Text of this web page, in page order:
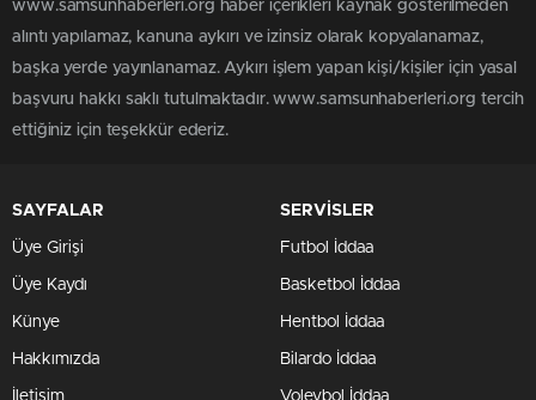
www.samsunhaberleri.org haber içerikleri kaynak gösterilmeden
alıntı yapılamaz, kanuna aykırı ve izinsiz olarak kopyalanamaz,
başka yerde yayınlanamaz. Aykırı işlem yapan kişi/kişiler için yasal
başvuru hakkı saklı tutulmaktadır. www.samsunhaberleri.org tercih
ettiğiniz için teşekkür ederiz.
SAYFALAR
Üye Girişi
Üye Kaydı
Künye
Hakkımızda
İletişim
SERVİSLER
Futbol İddaa
Basketbol İddaa
Hentbol İddaa
Bilardo İddaa
Voleybol İddaa